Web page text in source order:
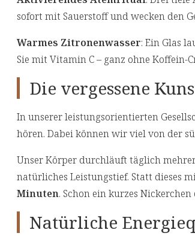
sofort mit Sauerstoff und wecken den
Warmes Zitronenwasser: Ein Glas
Sie mit Vitamin C – ganz ohne Koffein-
Die vergessene
In unserer leistungsorientierten
hören. Dabei können wir viel von der
Unser Körper durchläuft täglich
natürliches Leistungstief. Statt dieses
Minuten. Schon ein kurzes
Natürliche